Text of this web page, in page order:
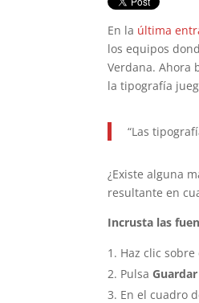
En la última
los equipos
Verdana. Ahora
la tipografía
“Las
¿Existe alguna
resultante en
Incrusta las
Haz clic sobre
Pulsa
En el cuadro